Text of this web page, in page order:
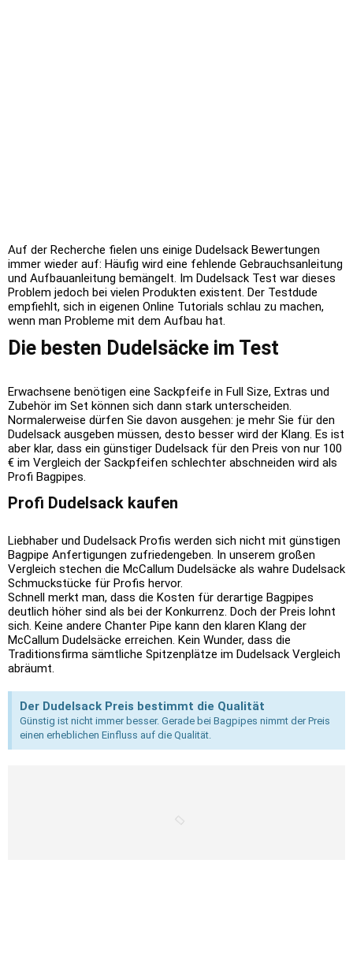
Auf der Recherche fielen uns einige Dudelsack Bewertungen
immer wieder auf: Häufig wird eine fehlende Gebrauchsanleitung
und Aufbauanleitung bemängelt. Im Dudelsack Test war dieses
Problem jedoch bei vielen Produkten existent. Der Testdude
empfiehlt, sich in eigenen Online Tutorials schlau zu machen,
wenn man Probleme mit dem Aufbau hat.
Die besten Dudelsäcke im Test
Erwachsene benötigen eine Sackpfeife in Full Size, Extras und
Zubehör im Set können sich dann stark unterscheiden.
Normalerweise dürfen Sie davon ausgehen: je mehr Sie für den
Dudelsack ausgeben müssen, desto besser wird der Klang. Es ist
aber klar, dass ein günstiger Dudelsack für den Preis von nur 100
€ im Vergleich der Sackpfeifen schlechter abschneiden wird als
Profi Bagpipes.
Profi Dudelsack kaufen
Liebhaber und Dudelsack Profis werden sich nicht mit günstigen
Bagpipe Anfertigungen zufriedengeben. In unserem großen
Vergleich stechen die McCallum Dudelsäcke als wahre Dudelsack
Schmuckstücke für Profis hervor.
Schnell merkt man, dass die Kosten für derartige Bagpipes
deutlich höher sind als bei der Konkurrenz. Doch der Preis lohnt
sich. Keine andere Chanter Pipe kann den klaren Klang der
McCallum Dudelsäcke erreichen. Kein Wunder, dass die
Traditionsfirma sämtliche Spitzenplätze im Dudelsack Vergleich
abräumt.
Der Dudelsack Preis bestimmt die Qualität
Günstig ist nicht immer besser. Gerade bei Bagpipes nimmt der Preis
einen erheblichen Einfluss auf die Qualität.